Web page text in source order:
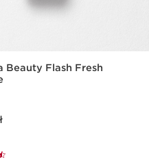
Beauty Flash Fresh